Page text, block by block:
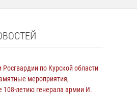
Росгвардии по Курской области
мероприятия,
108-летию генерала армии И.